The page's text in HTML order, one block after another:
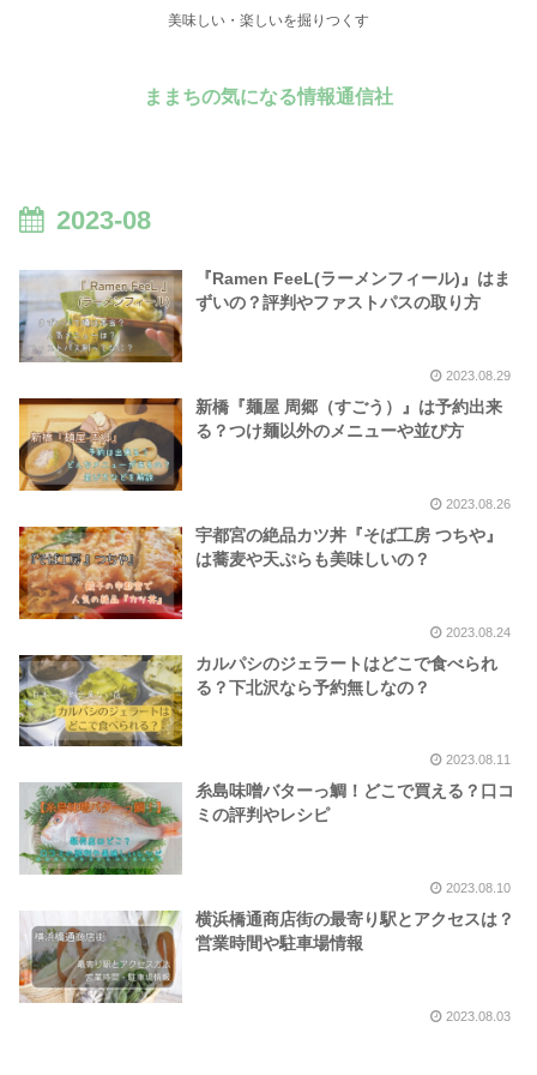
美味しい・楽しいを掘りつくす
ままちの気になる情報通信社
2023-08
『Ramen FeeL(ラーメンフィール)』はま
ずいの？評判やファストパスの取り方
2023.08.29
新橋『麺屋 周郷（すごう）』は予約出来
る？つけ麺以外のメニューや並び方
2023.08.26
宇都宮の絶品カツ丼『そば工房 つちや』
は蕎麦や天ぷらも美味しいの？
2023.08.24
カルパシのジェラートはどこで食べられ
る？下北沢なら予約無しなの？
2023.08.11
糸島味噌バターっ鯛！どこで買える？口コ
ミの評判やレシピ
2023.08.10
横浜橋通商店街の最寄り駅とアクセスは？
営業時間や駐車場情報
2023.08.03